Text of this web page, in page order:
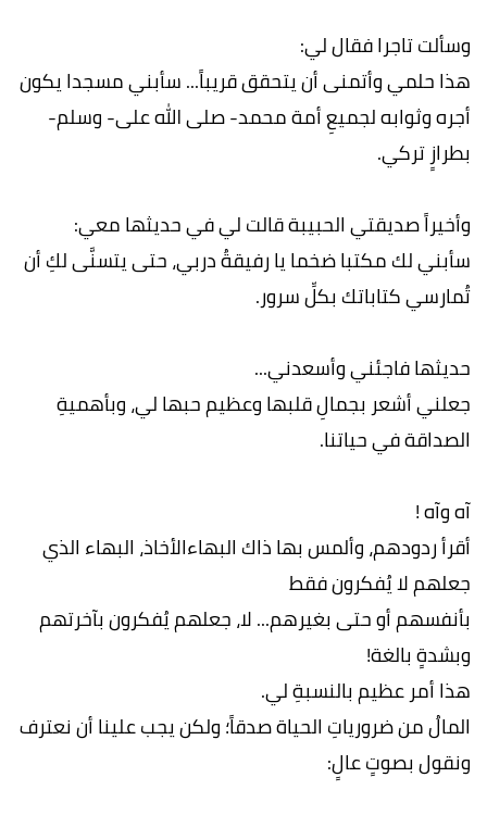
وسألت تاجرا فقال لي:
ھذا حلمي وأتمنى أن یتحقق قریباً... سأبني مسجدا یكون
أجره وثوابه لجمیعِ أمة محمد- صلى الله علی- وسلم-
بطرازٍ تركي.
وأخیراً صدیقتي الحبیبة قالت لي في حدیثھا معي:
سأبني لك مكتبا ضخما یا رفیقةُ دربي، حتى یتسنَّى لكِ أن
تُمارسي كتاباتك بكلِّ سرور.
حدیثھا فاجئني وأسعدني...
جعلني أشعر بجمالِ قلبھا وعظیم حبھا لي، وبأھمیةِ
الصداقة في حیاتنا.
آه وآه !
أقرأ ردودھم، وألمس بھا ذاك البھاءالأخاذ، البھاء الذي
جعلھم لا یُفكرون فقط
بأنفسھم أو حتى بغیرھم... لا، جعلھم یُفكرون بآخرتھم
وبشدةٍ بالغة!
ھذا أمر عظیم بالنسبةِ لي.
المالُ من ضروریاتِ الحیاة صدقاً؛ ولكن یجب علینا أن نعترف
ونقول بصوتٍ عالٍ: